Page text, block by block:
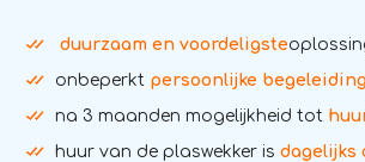
duurzaam en voordeligste
onbeperkt persoonlijke
na 3 maanden mogelijkheid tot
huur van de plaswekker is dagelijks